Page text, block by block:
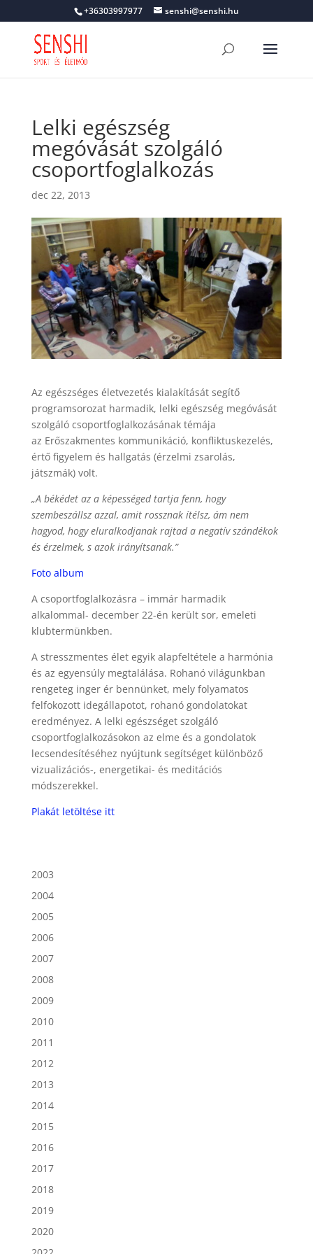
+36303997977 senshi@senshi.hu
Lelki egészség
megóvását szolgáló
csoportfoglalkozás
dec 22, 2013
Az egészséges életvezetés kialakítását segítő
programsorozat harmadik, lelki egészség megóvását
szolgáló csoportfoglalkozásának témája
az Erőszakmentes kommunikáció, konfliktuskezelés,
értő figyelem és hallgatás (érzelmi zsarolás,
játszmák) volt.
„A békédet az a képességed tartja fenn, hogy
szembeszállsz azzal, amit rossznak ítélsz, ám nem
hagyod, hogy eluralkodjanak rajtad a negatív szándékok
és érzelmek, s azok irányítsanak.”
Foto album
A csoportfoglalkozásra – immár harmadik
alkalommal- december 22-én került sor, emeleti
klubtermünkben.
A stresszmentes élet egyik alapfeltétele a harmónia
és az egyensúly megtalálása. Rohanó világunkban
rengeteg inger ér bennünket, mely folyamatos
felfokozott idegállapotot, rohanó gondolatokat
eredményez. A lelki egészséget szolgáló
csoportfoglalkozásokon az elme és a gondolatok
lecsendesítéséhez nyújtunk segítséget különböző
vizualizációs-, energetikai- és meditációs
módszerekkel.
Plakát letöltése itt
2003
2004
2005
2006
2007
2008
2009
2010
2011
2012
2013
2014
2015
2016
2017
2018
2019
2020